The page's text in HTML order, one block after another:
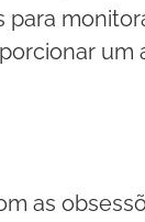
um
as